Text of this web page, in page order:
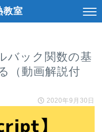
教室
バック関数の基
（動画解説付
2020年9月30日